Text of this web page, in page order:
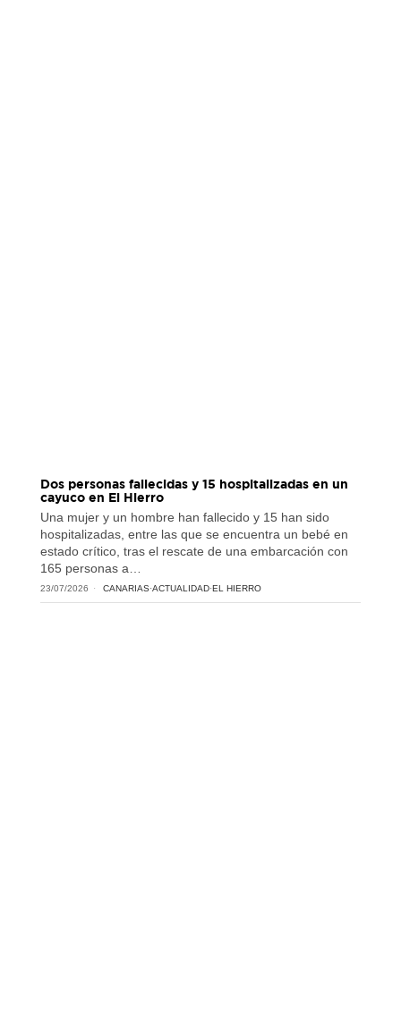
Dos personas fallecidas y 15 hospitalizadas en un
cayuco en El Hierro
Una mujer y un hombre han fallecido y 15 han sido
hospitalizadas, entre las que se encuentra un bebé en
estado crítico, tras el rescate de una embarcación con
165 personas a…
23/07/2026 CANARIAS·ACTUALIDAD·EL HIERRO